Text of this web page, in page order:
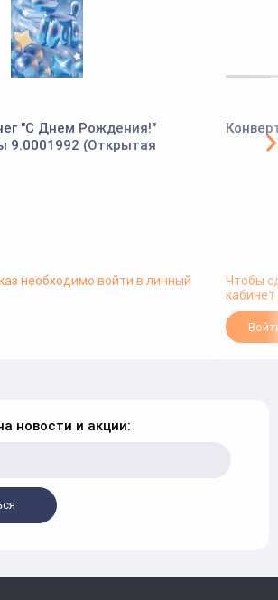
"С Днем Рождения!"
9.0001992 (Открытая
необходимо войти в личный
Чтобы
кабинет
новости и акции: